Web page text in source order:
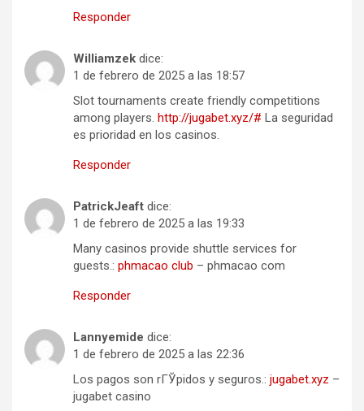
Responder
Williamzek dice:
1 de febrero de 2025 a las 18:57
Slot tournaments create friendly competitions
among players. http://jugabet.xyz/# La seguridad
es prioridad en los casinos.
Responder
PatrickJeaft dice:
1 de febrero de 2025 a las 19:33
Many casinos provide shuttle services for
guests.: phmacao club – phmacao com
Responder
Lannyemide dice:
1 de febrero de 2025 a las 22:36
Los pagos son rГЎpidos y seguros.: jugabet.xyz –
jugabet casino